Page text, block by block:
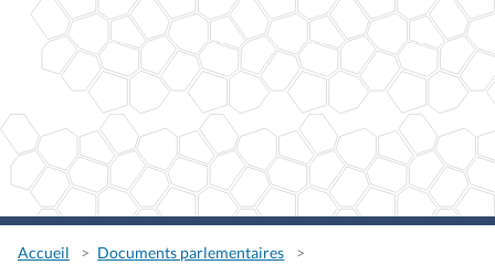
Accueil
Documents parlementaires